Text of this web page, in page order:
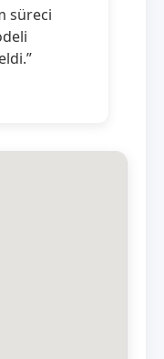
süreci